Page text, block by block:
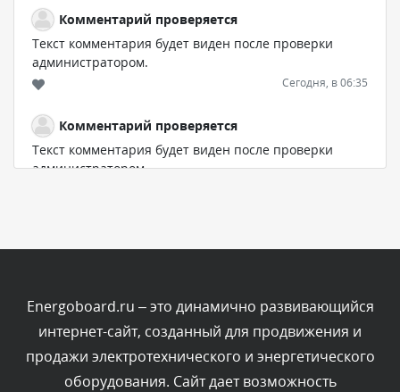
Комментарий проверяется
Текст комментария будет виден после проверки
администратором.
Сегодня, в 06:35
Комментарий проверяется
Текст комментария будет виден после проверки
администратором.
Комментарий проверяется
Текст комментария будет виден после проверки
администратором.
Energoboard.ru – это динамично развивающийся
интернет-сайт, созданный для продвижения и
продажи электротехнического и энергетического
оборудования. Сайт дает возможность